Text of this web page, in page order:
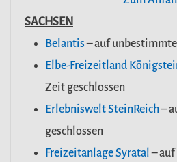
SACHSEN
Belantis– auf
Elbe-Freizeitland
Zeit geschlossen
Erlebniswelt SteinReich–
geschlossen
Freizeitanlage Syratal –